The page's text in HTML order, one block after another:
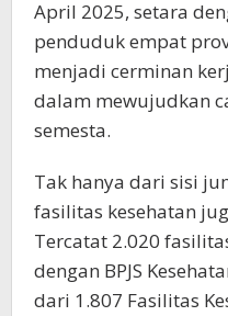
April 2025, setara
penduduk empat
menjadi cerminan
dalam mewujudkan
semesta.
Tak hanya dari sisi
fasilitas kesehatan
Tercatat 2.020
dengan BPJS
dari 1.807 Fasilitas